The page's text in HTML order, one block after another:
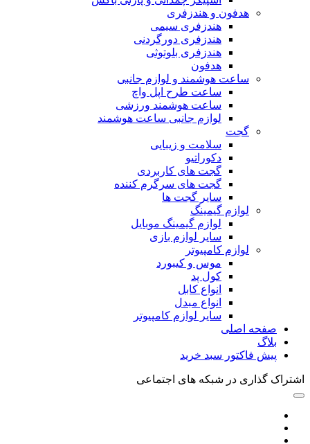
هدفون و هندزفری
هندزفری سیمی
هندزفری دورگردنی
هندزفری بلوتوثی
هدفون
ساعت هوشمند و لوازم جانبی
ساعت طرح اپل واچ
ساعت هوشمند ورزشی
لوازم جانبی ساعت هوشمند
گجت
سلامت و زیبایی
دکوراتیو
گجت های کاربردی
گجت های سرگرم کننده
سایر گجت ها
لوازم گیمینگ
لوازم گیمینگ موبایل
سایر لوازم بازی
لوازم کامپیوتر
موس و کیبورد
کول پد
انواع کابل
انواع مبدل
سایر لوازم کامپیوتر
صفحه اصلی
بلاگ
پیش فاکتور سبد خرید
اشتراک گذاری در شبکه های اجتماعی